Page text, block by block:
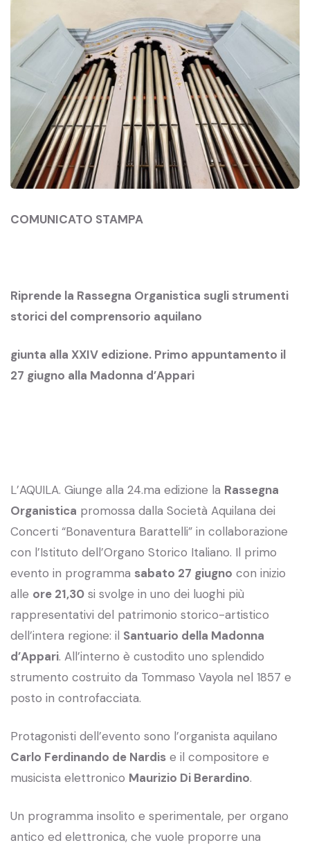
COMUNICATO STAMPA
Riprende la Rassegna Organistica sugli strumenti
storici del comprensorio aquilano
giunta alla XXIV edizione. Primo appuntamento il
27 giugno alla Madonna d’Appari
L’AQUILA. Giunge alla 24.ma edizione la Rassegna
Organistica promossa dalla Società Aquilana dei
Concerti “Bonaventura Barattelli” in collaborazione
con l’Istituto dell’Organo Storico Italiano. Il primo
evento in programma sabato 27 giugno con inizio
alle ore 21,30 si svolge in uno dei luoghi più
rappresentativi del patrimonio storico-artistico
dell’intera regione: il Santuario della Madonna
d’Appari. All’interno è custodito uno splendido
strumento costruito da Tommaso Vayola nel 1857 e
posto in controfacciata.
Protagonisti dell’evento sono l’organista aquilano
Carlo Ferdinando de Nardis e il compositore e
musicista elettronico Maurizio Di Berardino.
Un programma insolito e sperimentale, per organo
antico ed elettronica, che vuole proporre una